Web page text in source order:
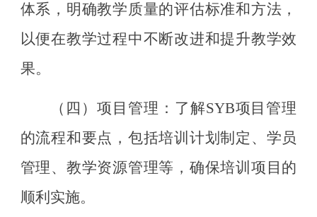
体系，明确教学质量的评估标准和方法，
以便在教学过程中不断改进和提升教学效
果。
（四）项目管理： 了解SYB项目管理
的流程和要点，包括培训计划制定、学员
管理、教学资源管理等，确保培训项目的
顺利实施。